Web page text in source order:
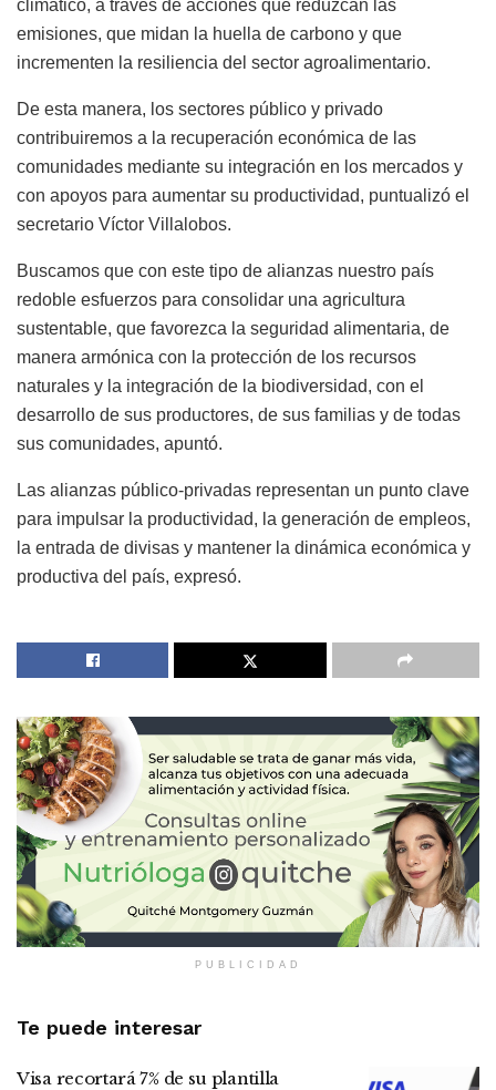
climático, a través de acciones que reduzcan las
emisiones, que midan la huella de carbono y que
incrementen la resiliencia del sector agroalimentario.
De esta manera, los sectores público y privado
contribuiremos a la recuperación económica de las
comunidades mediante su integración en los mercados y
con apoyos para aumentar su productividad, puntualizó el
secretario Víctor Villalobos.
Buscamos que con este tipo de alianzas nuestro país
redoble esfuerzos para consolidar una agricultura
sustentable, que favorezca la seguridad alimentaria, de
manera armónica con la protección de los recursos
naturales y la integración de la biodiversidad, con el
desarrollo de sus productores, de sus familias y de todas
sus comunidades, apuntó.
Las alianzas público-privadas representan un punto clave
para impulsar la productividad, la generación de empleos,
la entrada de divisas y mantener la dinámica económica y
productiva del país, expresó.
PUBLICIDAD
Te puede interesar
Visa recortará 7% de su plantilla